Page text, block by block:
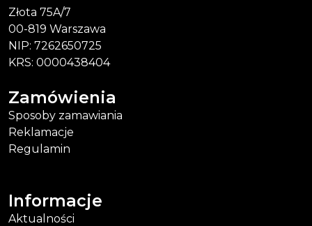
Złota 75A/7
00-819 Warszawa
NIP: 7262650725
KRS: 0000438404
Zamówienia
Sposoby zamawiania
Reklamacje
Regulamin
Informacje
Aktualności